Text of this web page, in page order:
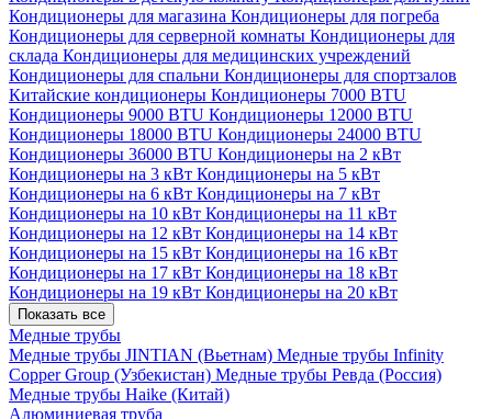
Кондиционеры для магазина Кондиционеры для погреба
Кондиционеры для серверной комнаты Кондиционеры для
склада Кондиционеры для медицинских учреждений
Кондиционеры для спальни Кондиционеры для спортзалов
Китайские кондиционеры Кондиционеры 7000 BTU
Кондиционеры 9000 BTU Кондиционеры 12000 BTU
Кондиционеры 18000 BTU Кондиционеры 24000 BTU
Кондиционеры 36000 BTU Кондиционеры на 2 кВт
Кондиционеры на 3 кВт Кондиционеры на 5 кВт
Кондиционеры на 6 кВт Кондиционеры на 7 кВт
Кондиционеры на 10 кВт Кондиционеры на 11 кВт
Кондиционеры на 12 кВт Кондиционеры на 14 кВт
Кондиционеры на 15 кВт Кондиционеры на 16 кВт
Кондиционеры на 17 кВт Кондиционеры на 18 кВт
Кондиционеры на 19 кВт Кондиционеры на 20 кВт
Показать все
Медные трубы
Медные трубы JINTIAN (Вьетнам) Медные трубы Infinity
Copper Group (Узбекистан) Медные трубы Ревда (Россия)
Медные трубы Haike (Китай)
Алюминиевая труба